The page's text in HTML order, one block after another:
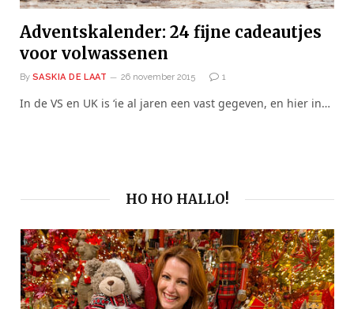
Adventskalender: 24 fijne cadeautjes
voor volwassenen
By SASKIA DE LAAT 26 november 2015 1
In de VS en UK is ‘ie al jaren een vast gegeven, en hier in…
HO HO HALLO!